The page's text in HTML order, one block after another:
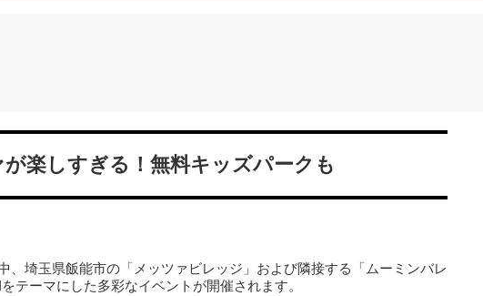
が楽しすぎる！無料キッズパークも
、埼玉県飯能市の「メッツァビレッジ」および隣接する「ムーミンバレ
テーマにした多彩なイベントが開催されます。